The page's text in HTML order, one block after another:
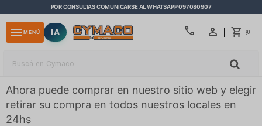
POR CONSULTAS COMUNICARSE AL WHATSAPP 097080907
call $0
menu MENÚ IA
Ahora puede comprar en nuestro sitio web y elegir
retirar su compra en todos nuestros locales en
24hs
close